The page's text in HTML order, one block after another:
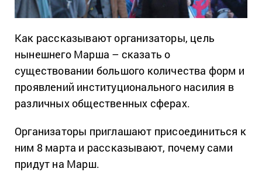
Как рассказывают организаторы, цель
нынешнего Марша – сказать о
существовании большого количества форм и
проявлений институционального насилия в
различных общественных сферах.
Организаторы приглашают присоединиться к
ним 8 марта и рассказывают, почему сами
придут на Марш.